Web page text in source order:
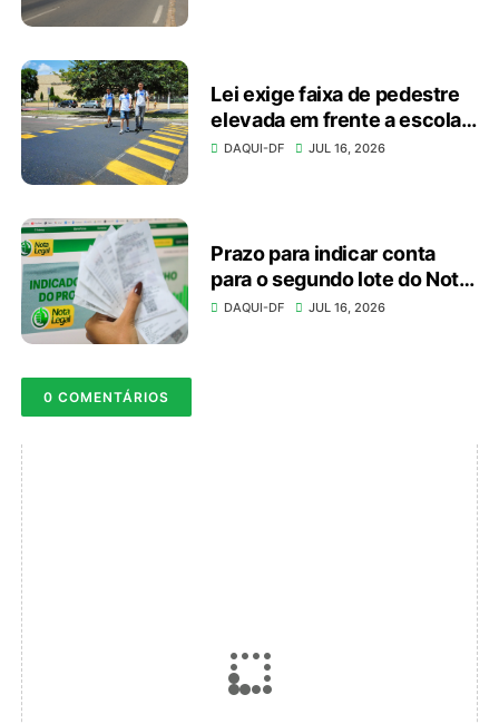
Lei exige faixa de pedestre
elevada em frente a escolas
e unidades de saúde
DAQUI-DF JUL 16, 2026
Prazo para indicar conta
para o segundo lote do Nota
Legal vai até dia 20
DAQUI-DF JUL 16, 2026
0 COMENTÁRIOS